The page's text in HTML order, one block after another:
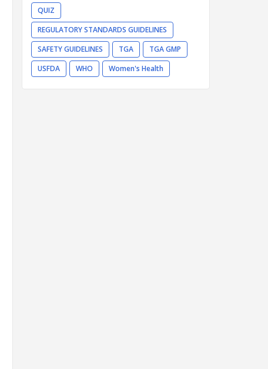
QUIZ
REGULATORY STANDARDS GUIDELINES
SAFETY GUIDELINES
TGA
TGA GMP
USFDA
WHO Women's Health